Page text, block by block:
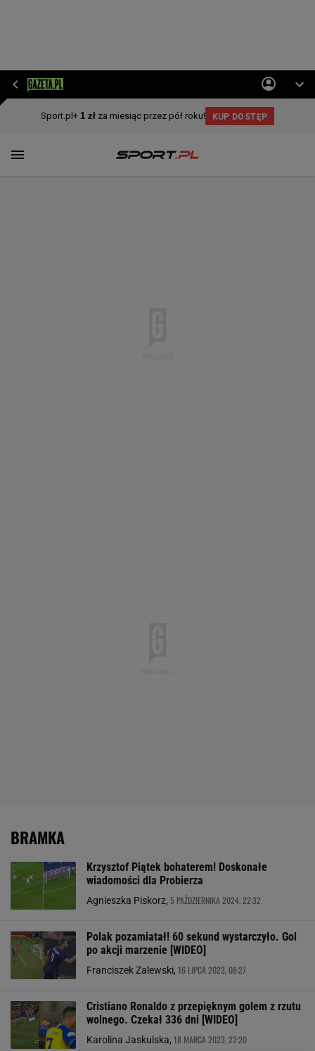
BRAMKA
Krzysztof Piątek bohaterem! Doskonałe
wiadomości dla Probierza
Agnieszka Piskorz, 5 PAŹDZIERNIKA 2024, 22:32
Polak pozamiatał! 60 sekund wystarczyło. Gol
po akcji marzenie [WIDEO]
Franciszek Zalewski, 16 LIPCA 2023, 08:27
Cristiano Ronaldo z przepięknym golem z rzutu
wolnego. Czekał 336 dni [WIDEO]
Karolina Jaskulska, 18 MARCA 2023, 22:20